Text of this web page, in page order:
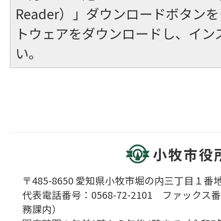
Reader）」ダウンロードボタン
トウェアをダウンロードし、イ
い。
小牧市役
〒485-8650 愛知県小牧市堀の内三丁目１番
代表電話番号：0568-72-2101 ファックス
務課内）